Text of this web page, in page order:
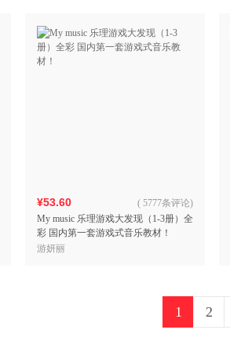
¥53.60
My music 乐理游戏大发现（1-3册）全
彩 国内第一套游戏式音乐教材！
( 5777条评论)
游妍丽
1 2